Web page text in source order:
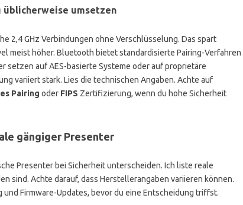
üblicherweise umsetzen
2,4 GHz Verbindungen ohne Verschlüsselung. Das spart
meist höher. Bluetooth bietet standardisierte Pairing-Verfahren
setzen auf AES-basierte Systeme oder auf proprietäre
variiert stark. Lies die technischen Angaben. Achte auf
Pairing oder FIPS Zertifizierung, wenn du hohe Sicherheit
gängiger Presenter
Presenter bei Sicherheit unterscheiden. Ich liste reale
sind. Achte darauf, dass Herstellerangaben variieren können.
Firmware-Updates, bevor du eine Entscheidung triffst.